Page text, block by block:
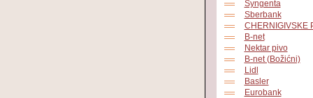
Syngenta
Sberbank
CHERNIGIVSKE
B-net
Nektar pivo
B-net (Božićni)
Lidl
Basler
Eurobank